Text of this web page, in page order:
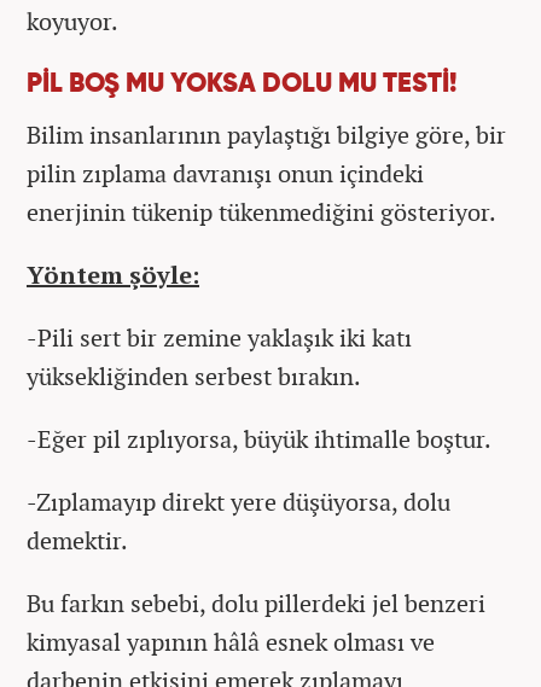
koyuyor.
PİL BOŞ MU YOKSA DOLU MU TESTİ!
Bilim insanlarının paylaştığı bilgiye göre, bir
pilin zıplama davranışı onun içindeki
enerjinin tükenip tükenmediğini gösteriyor.
Yöntem şöyle:
-Pili sert bir zemine yaklaşık iki katı
yüksekliğinden serbest bırakın.
-Eğer pil zıplıyorsa, büyük ihtimalle boştur.
-Zıplamayıp direkt yere düşüyorsa, dolu
demektir.
Bu farkın sebebi, dolu pillerdeki jel benzeri
kimyasal yapının hâlâ esnek olması ve
darbenin etkisini emerek zıplamayı